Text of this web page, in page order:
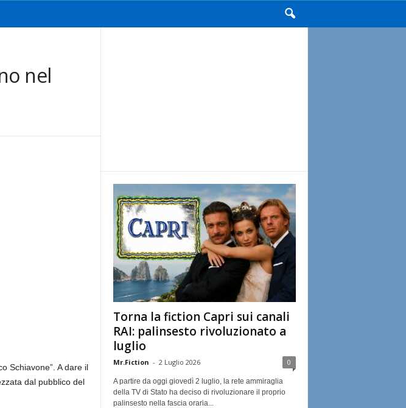
nel
Schiavone”. A dare il
dal pubblico del
Torna la fiction Capri sui canali
RAI: palinsesto rivoluzionato a
luglio
Mr.Fiction - 2 Luglio 2026 0
A partire da oggi giovedì 2 luglio, la rete ammiraglia
della TV di Stato ha deciso di rivoluzionare il proprio
palinsesto nella fascia oraria...